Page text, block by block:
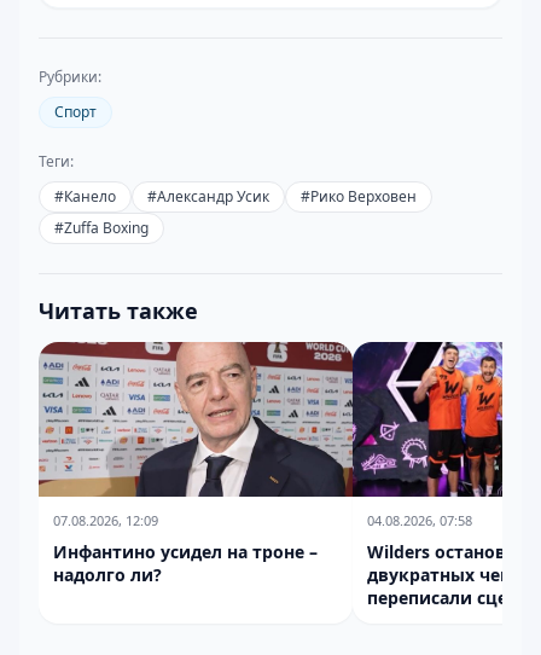
Рубрики:
Спорт
Теги:
#Канело #Александр Усик #Рико Верховен
#Zuffa Boxing
Читать также
07.08.2026, 12:09
Инфантино усидел на троне –
надолго ли?
04.08.2026, 07:58
Wilders остановили
двукратных
переписали